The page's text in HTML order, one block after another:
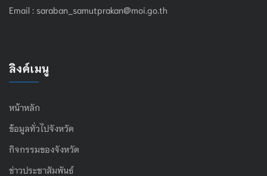
Email : saraban_samutprakan@moi.go.th
ลิงค์เมนู
หน้าหลัก
ข้อมูลทั่วไปจังหวัด
กิจกรรมของจังหวัด
ข่าวประชาสัมพันธ์